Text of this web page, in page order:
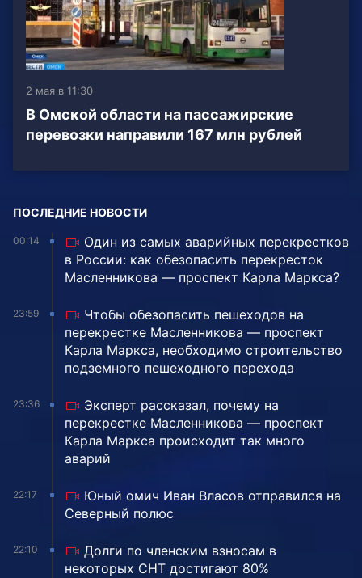
2 мая в 11:30
В Омской области на пассажирские
перевозки направили 167 млн рублей
ПОСЛЕДНИЕ НОВОСТИ
00:14
Один из самых аварийных перекрестков
в России: как обезопасить перекресток
Масленникова — проспект Карла Маркса?
23:59
Чтобы обезопасить пешеходов на
перекрестке Масленникова — проспект
Карла Маркса, необходимо строительство
подземного пешеходного перехода
23:36
Эксперт рассказал, почему на
перекрестке Масленникова — проспект
Карла Маркса происходит так много
аварий
22:17
Юный омич Иван Власов отправился на
Северный полюс
22:10
Долги по членским взносам в
некоторых СНТ достигают 80%